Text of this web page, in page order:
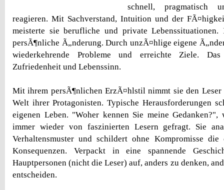
schnell, pragmatisch
reagieren. Mit Sachverstand, Intuition und der
meisterte sie berufliche und private
persÃ¶nliche Ã„nderung. Durch unzÃ¤hlige eigene
wiederkehrende Probleme und erreichte Ziele.
Zufriedenheit und Lebenssinn.
Mit ihrem persÃ¶nlichen ErzÃ¤hlstil nimmt sie den Leser
Welt ihrer Protagonisten. Typische Herausforderungen
eigenen Leben. "Woher kennen Sie meine Gedanken?",
immer wieder von faszinierten Lesern gefragt. Sie
Verhaltensmuster und schildert ohne Kompromisse die
Konsequenzen. Verpackt in eine spannende
Hauptpersonen (nicht die Leser) auf, anders zu denken,
entscheiden.